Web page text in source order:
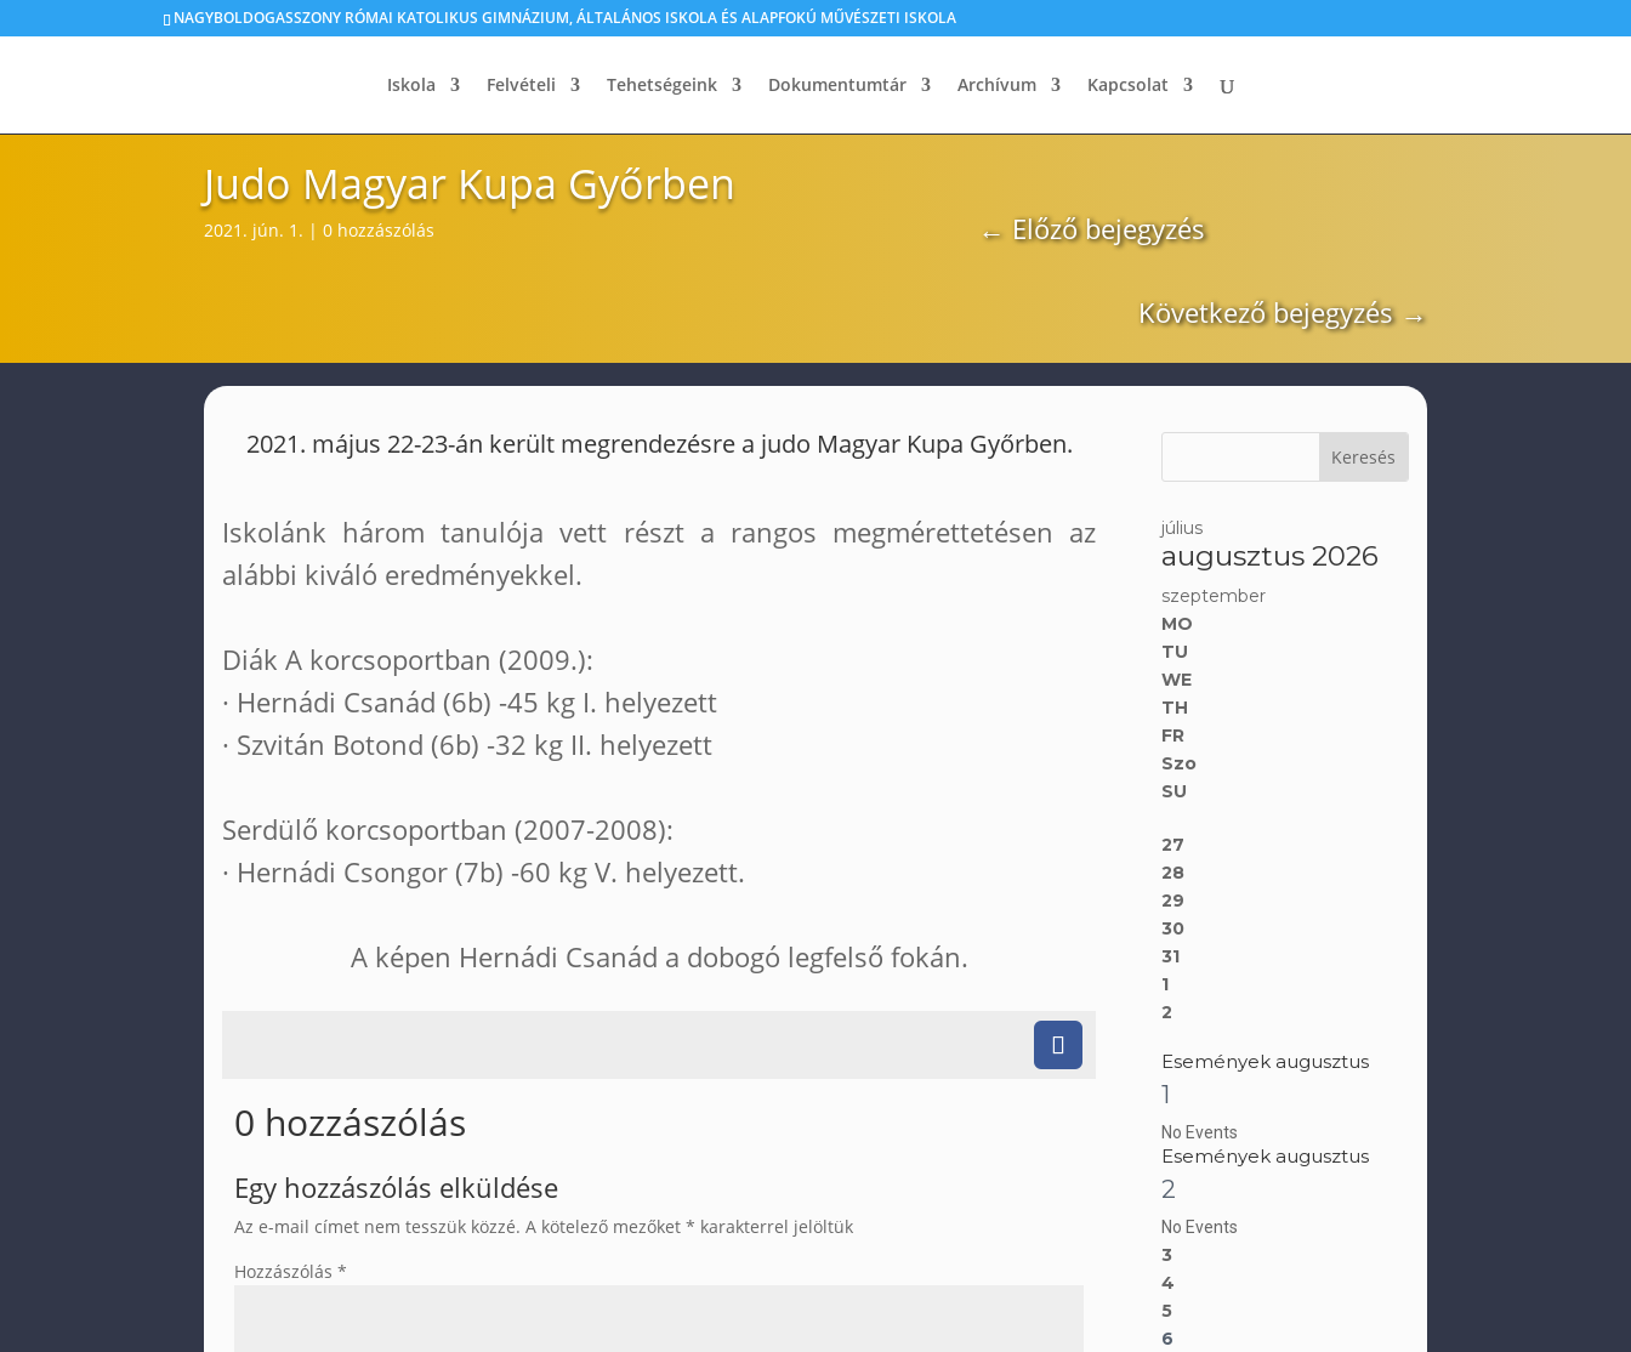
NAGYBOLDOGASSZONY RÓMAI KATOLIKUS GIMNÁZIUM, ÁLTALÁNOS ISKOLA ÉS ALAPFOKÚ MŰVÉSZETI ISKOLA
Iskola Felvételi Tehetségeink Dokumentumtár Archívum Kapcsolat
Judo Magyar Kupa Győrben
2021. jún. 1. | 0 hozzászólás ← Előző bejegyzés
Következő bejegyzés→
2021. május 22-23-án került megrendezésre a judo Magyar Kupa Győrben.
Iskolánk három tanulója vett részt a rangos megmérettetésen az
alábbi kiváló eredményekkel.
Diák A korcsoportban (2009.):
· Hernádi Csanád (6b) -45 kg I. helyezett
· Szvitán Botond (6b) -32 kg II. helyezett
Serdülő korcsoportban (2007-2008):
· Hernádi Csongor (7b) -60 kg V. helyezett.
A képen Hernádi Csanád a dobogó legfelső fokán.
0 hozzászólás
Egy hozzászólás elküldése
Az e-mail címet nem tesszük közzé. A kötelező mezőket * karakterrel jelöltük
Hozzászólás *
július
augusztus 2026
szeptember
MO
TU
WE
TH
FR
Szo
SU
27
28
29
30
31
1
2
Események augusztus
1
No Events
Események augusztus
2
No Events
3
4
5
6